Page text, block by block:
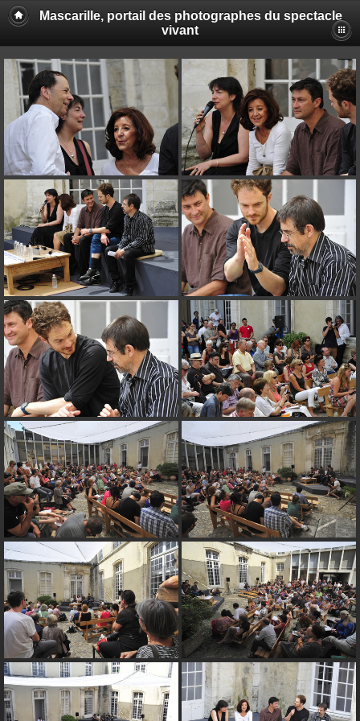
Mascarille, portail des photographes du spectacle
vivant